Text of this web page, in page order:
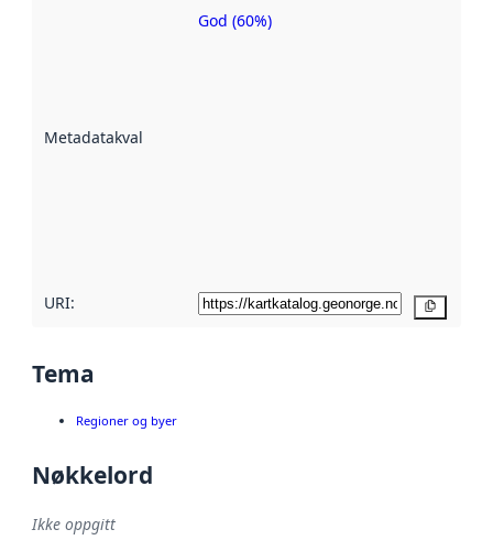
Metadatakvalitet
Metadatakvalitet
God (60%)
URI:
Tema
Regioner og byer
Nøkkelord
Ikke oppgitt